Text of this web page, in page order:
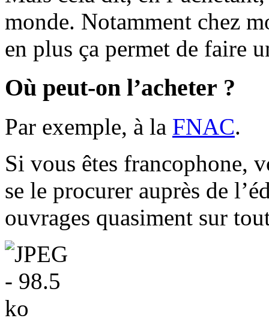
monde. Notamment chez
en plus ça permet de faire
Où peut-on l’acheter ?
Par exemple, à la FNAC.
Si vous êtes francophone,
se le procurer auprès de
ouvrages quasiment sur